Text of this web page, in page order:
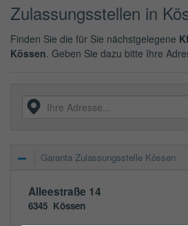
Zulassungsstellen in
Finden Sie die für Sie nächstgelegene
Kössen. Geben Sie dazu bitte Ihre
Garanta Zulassungsstelle Kössen
Alleestraße 14
6345 Kössen